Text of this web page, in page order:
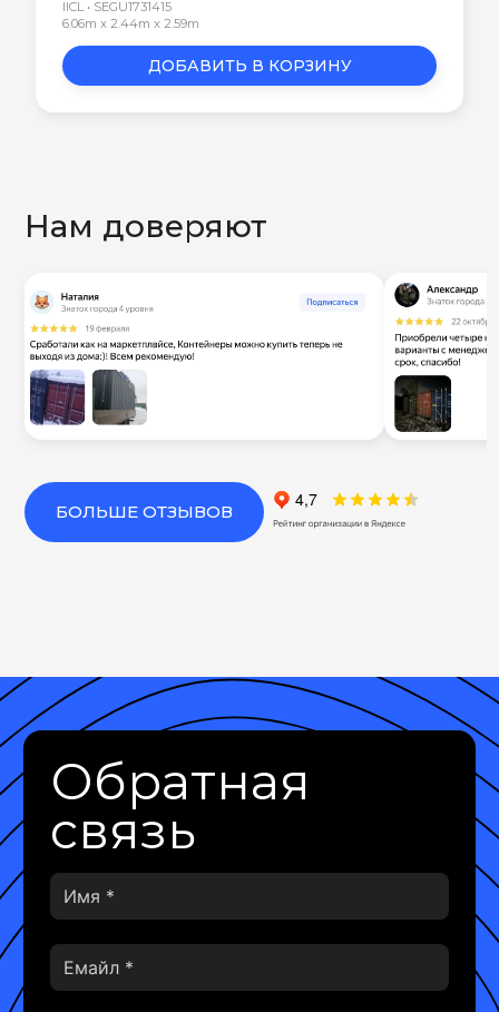
IICL • SEGU1731415
6.06m x 2.44m x 2.59m
ДОБАВИТЬ В КОРЗИНУ
Нам доверяют
БОЛЬШЕ ОТЗЫВОВ
Обратная
связь